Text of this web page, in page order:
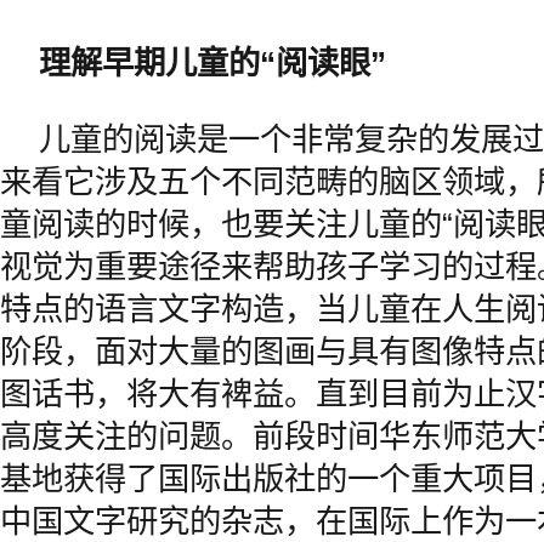
理解早期儿童的“阅读眼”
儿童的阅读是一个非常复杂的发展
来看它涉及五个不同范畴的脑区领域
童阅读的时候，也要关注儿童的“阅读
视觉为重要途径来帮助孩子学习的过
特点的语言文字构造，当儿童在人生
阶段，面对大量的图画与具有图像特
图话书，将大有裨益。直到目前为止
高度关注的问题。前段时间华东师范
基地获得了国际出版社的一个重大项
中国文字研究的杂志，在国际上作为